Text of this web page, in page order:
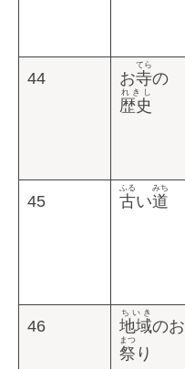
44 お寺
てら
の
歴史
れきし
45 古
ふる
い道
みち
46 地域
ちいき
のお
祭
まつ
り